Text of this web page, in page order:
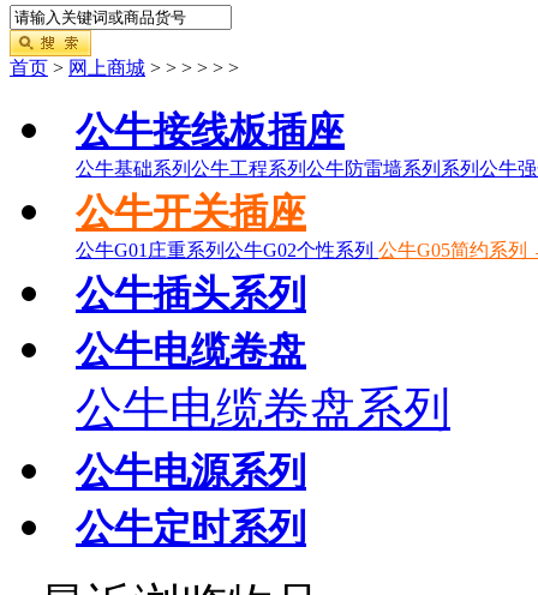
首页 > 网上商城 > > > > > >
公牛接线板插座
公牛基础系列 公牛工程系列 公牛防雷墙系列系列 公牛
公牛开关插座
公牛G01庄重系列 公牛G02个性系列 公牛G05简约系列
公牛插头系列
公牛电缆卷盘
公牛电缆卷盘系列
公牛电源系列
公牛定时系列